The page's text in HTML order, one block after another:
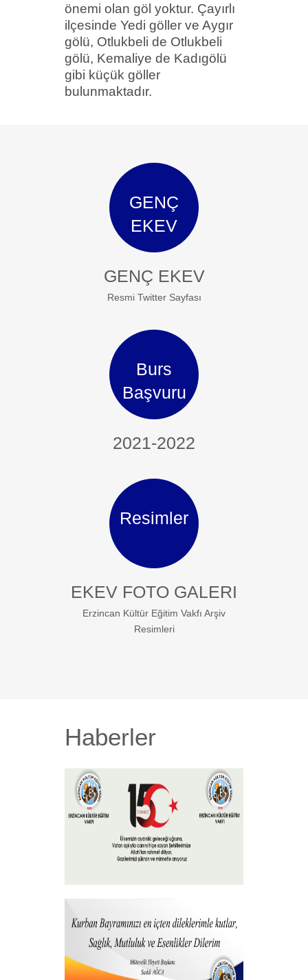
önemi olan göl yoktur. Çayırlı
ilçesinde Yedi göller ve Aygır
gölü, Otlukbeli de Otlukbeli
gölü, Kemaliye de Kadıgölü
gibi küçük göller
bulunmaktadır.
GENÇ
EKEV
GENÇ EKEV
Resmi Twitter Sayfası
Burs
Başvuru
2021-2022
Resimler
EKEV FOTO GALERI
Erzincan Kültür Eğitim Vakfı Arşiv
Resimleri
Haberler
+